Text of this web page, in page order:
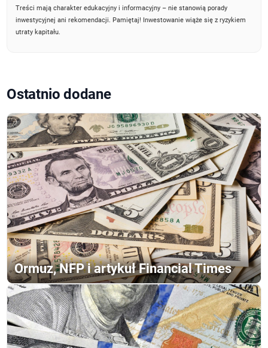
Treści mają charakter edukacyjny i informacyjny – nie stanowią porady
inwestycyjnej ani rekomendacji. Pamiętaj! Inwestowanie wiąże się z ryzykiem
utraty kapitału.
Ostatnio dodane
Ormuz, NFP i artykuł Financial Times